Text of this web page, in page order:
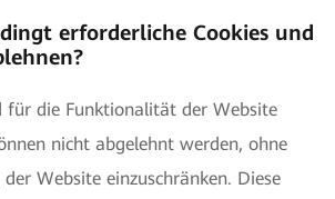
erforderliche Cookies und
für die Funktionalität der Website
nicht abgelehnt werden, ohne
Website einzuschränken. Diese